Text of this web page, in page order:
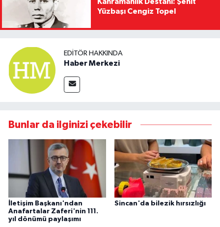
Yüzbaşı Cengiz Topel
EDITÖR HAKKINDA
Haber Merkezi
Bunlar da ilginizi çekebilir
İletişim Başkanı'ndan
Anafartalar Zaferi'nin 111.
yıl dönümü paylaşımı
Sincan'da bilezik hırsızlığı